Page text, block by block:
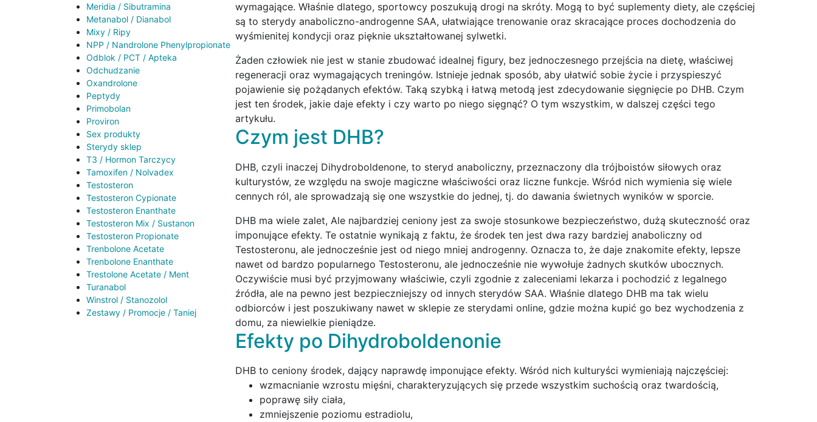
wymagające. Właśnie dlatego, sportowcy poszukują drogi na skróty. Mogą to być suplementy diety, ale częściej
są to sterydy anaboliczno-androgenne SAA, ułatwiające trenowanie oraz skracające proces dochodzenia do
wyśmienitej kondycji oraz pięknie ukształtowanej sylwetki.
Żaden człowiek nie jest w stanie zbudować idealnej figury, bez jednoczesnego przejścia na dietę, właściwej
regeneracji oraz wymagających treningów. Istnieje jednak sposób, aby ułatwić sobie życie i przyspieszyć
pojawienie się pożądanych efektów. Taką szybką i łatwą metodą jest zdecydowanie sięgnięcie po DHB. Czym
jest ten środek, jakie daje efekty i czy warto po niego sięgnąć? O tym wszystkim, w dalszej części tego
artykułu.
Czym jest DHB?
DHB, czyli inaczej Dihydroboldenone, to steryd anaboliczny, przeznaczony dla trójboistów siłowych oraz
kulturystów, ze względu na swoje magiczne właściwości oraz liczne funkcje. Wśród nich wymienia się wiele
cennych ról, ale sprowadzają się one wszystkie do jednej, tj. do dawania świetnych wyników w sporcie.
DHB ma wiele zalet, Ale najbardziej ceniony jest za swoje stosunkowe bezpieczeństwo, dużą skuteczność oraz
imponujące efekty. Te ostatnie wynikają z faktu, że środek ten jest dwa razy bardziej anaboliczny od
Testosteronu, ale jednocześnie jest od niego mniej androgenny. Oznacza to, że daje znakomite efekty, lepsze
nawet od bardzo popularnego Testosteronu, ale jednocześnie nie wywołuje żadnych skutków ubocznych.
Oczywiście musi być przyjmowany właściwie, czyli zgodnie z zaleceniami lekarza i pochodzić z legalnego
źródła, ale na pewno jest bezpieczniejszy od innych sterydów SAA. Właśnie dlatego DHB ma tak wielu
odbiorców i jest poszukiwany nawet w sklepie ze sterydami online, gdzie można kupić go bez wychodzenia z
domu, za niewielkie pieniądze.
Efekty po Dihydroboldenonie
DHB to ceniony środek, dający naprawdę imponujące efekty. Wśród nich kulturyści wymieniają najczęściej:
wzmacnianie wzrostu mięśni, charakteryzujących się przede wszystkim suchością oraz twardością,
poprawę siły ciała,
zmniejszenie poziomu estradiolu,
Meridia / Sibutramina
Metanabol / Dianabol
Mixy / Ripy
NPP / Nandrolone Phenylpropionate
Odblok / PCT / Apteka
Odchudzanie
Oxandrolone
Peptydy
Primobolan
Proviron
Sex produkty
Sterydy sklep
T3 / Hormon Tarczycy
Tamoxifen / Nolvadex
Testosteron
Testosteron Cypionate
Testosteron Enanthate
Testosteron Mix / Sustanon
Testosteron Propionate
Trenbolone Acetate
Trenbolone Enanthate
Trestolone Acetate / Ment
Turanabol
Winstrol / Stanozolol
Zestawy / Promocje / Taniej